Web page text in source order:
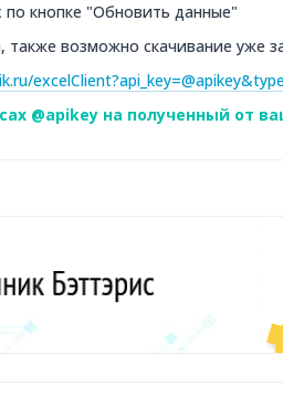
кнопке "Обновить данные"
также возможно скачивание уже
@apikey на полученный от